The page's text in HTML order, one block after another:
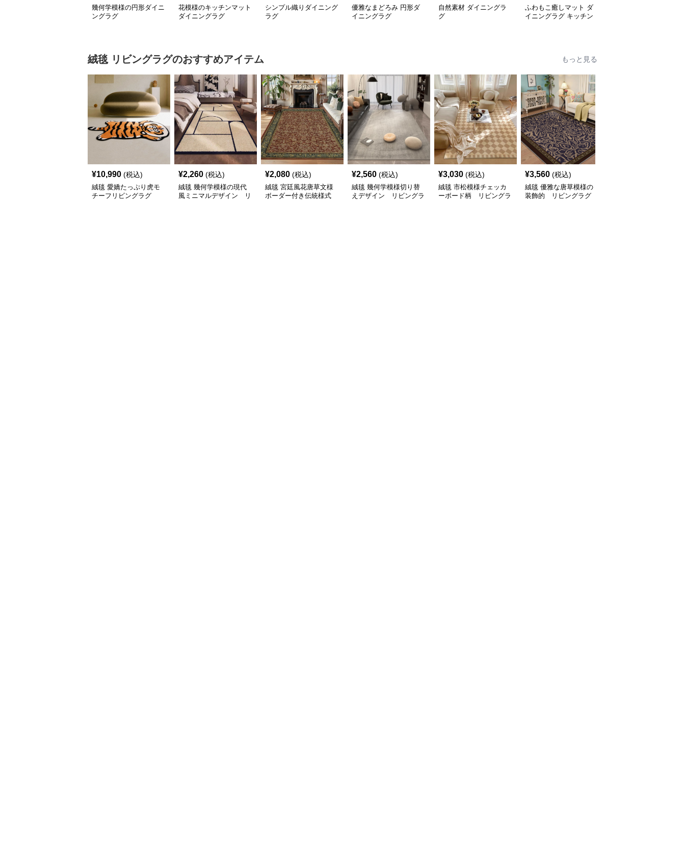
幾何学模様の円形ダイニ
ングラグ
花模様のキッチンマット
ダイニングラグ
シンプル織りダイニング
ラグ
優雅なまどろみ 円形ダ
イニングラグ
自然素材 ダイニングラ
グ
ふわもこ癒しマット ダ
イニングラグ キッチン
絨毯 リビングラグのおすすめアイテム もっと見る
¥10,990 (税込)
絨毯 愛嬌たっぷり虎モ
チーフリビングラグ
¥2,260 (税込)
絨毯 幾何学模様の現代
風ミニマルデザイン リ
¥2,080 (税込)
絨毯 宮廷風花唐草文様
ボーダー付き伝統様式
¥2,560 (税込)
絨毯 幾何学模様切り替
えデザイン リビングラ
¥3,030 (税込)
絨毯 市松模様チェッカ
ーボード柄 リビングラ
¥3,560 (税込)
絨毯 優雅な唐草模様の
装飾的 リビングラグ